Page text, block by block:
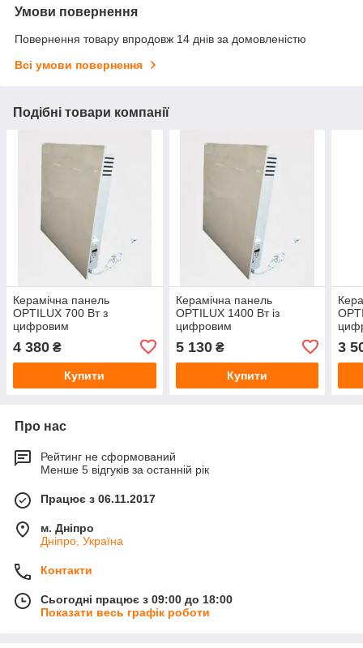
Умови повернення
Повернення товару впродовж 14 днів за домовленістю
Всі умови повернення
Подібні товари компанії
Керамічна панель
OPTILUX 700 Вт з
цифровим
4 380 ₴
Купити
Керамічна панель
OPTILUX 1400 Вт із
цифровим
5 130₴
Купити
3
Про нас
Рейтинг не сформований
Менше 5 відгуків за останній рік
Працює з 06.11.2017
м. Дніпро
Дніпро, Україна
Контакти
Сьогодні працює з 09:00 до 18:00
Показати весь графік роботи